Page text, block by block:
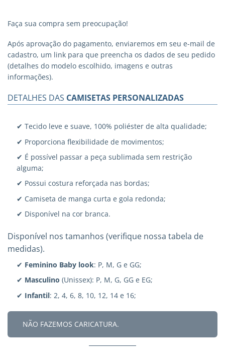
Faça sua compra sem preocupação!
Após aprovação do pagamento, enviaremos em seu e-mail de
cadastro, um link para que preencha os dados de seu pedido
(detalhes do modelo escolhido, imagens e outras
informações).
DETALHES DAS CAMISETAS PERSONALIZADAS
✔ Tecido leve e suave, 100% poliéster de alta qualidade;
✔ Proporciona flexibilidade de movimentos;
✔ É possível passar a peça sublimada sem restrição
alguma;
✔ Possui costura reforçada nas bordas;
✔ Camiseta de manga curta e gola redonda;
✔ Disponível na cor branca.
Disponível nos tamanhos (verifique nossa tabela de
medidas).
✔ Feminino Baby look: P, M, G e GG;
✔ Masculino (Unissex): P, M, G, GG e EG;
✔ Infantil: 2, 4, 6, 8, 10, 12, 14 e 16;
NÃO FAZEMOS CARICATURA.